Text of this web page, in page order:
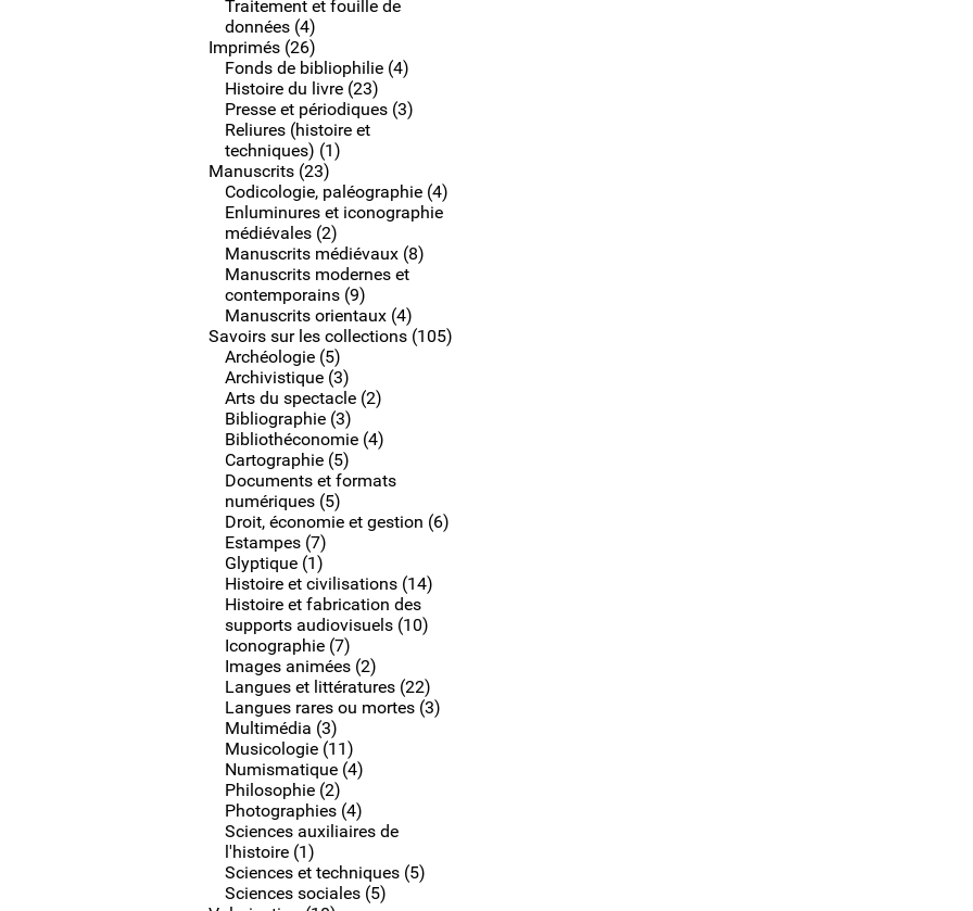
Traitement et fouille de
données (4)
Imprimés (26)
Fonds de bibliophilie (4)
Histoire du livre (23)
Presse et périodiques (3)
Reliures (histoire et
techniques) (1)
Manuscrits (23)
Codicologie, paléographie (4)
Enluminures et iconographie
médiévales (2)
Manuscrits médiévaux (8)
Manuscrits modernes et
contemporains (9)
Manuscrits orientaux (4)
Savoirs sur les collections (105)
Archéologie (5)
Archivistique (3)
Arts du spectacle (2)
Bibliographie (3)
Bibliothéconomie (4)
Cartographie (5)
Documents et formats
numériques (5)
Droit, économie et gestion (6)
Estampes (7)
Glyptique (1)
Histoire et civilisations (14)
Histoire et fabrication des
supports audiovisuels (10)
Iconographie (7)
Images animées (2)
Langues et littératures (22)
Langues rares ou mortes (3)
Multimédia (3)
Musicologie (11)
Numismatique (4)
Philosophie (2)
Photographies (4)
Sciences auxiliaires de
l'histoire (1)
Sciences et techniques (5)
Sciences sociales (5)